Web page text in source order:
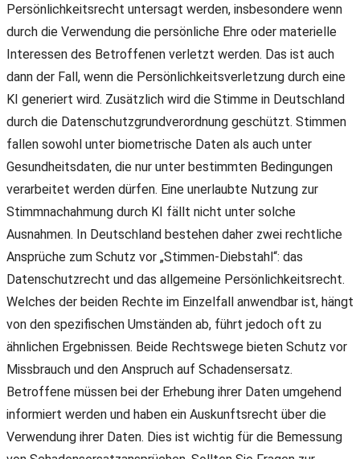
Persönlichkeitsrecht untersagt werden, insbesondere wenn
durch die Verwendung die persönliche Ehre oder materielle
Interessen des Betroffenen verletzt werden. Das ist auch
dann der Fall, wenn die Persönlichkeitsverletzung durch eine
KI generiert wird. Zusätzlich wird die Stimme in Deutschland
durch die Datenschutzgrundverordnung geschützt. Stimmen
fallen sowohl unter biometrische Daten als auch unter
Gesundheitsdaten, die nur unter bestimmten Bedingungen
verarbeitet werden dürfen. Eine unerlaubte Nutzung zur
Stimmnachahmung durch KI fällt nicht unter solche
Ausnahmen. In Deutschland bestehen daher zwei rechtliche
Ansprüche zum Schutz vor „Stimmen-Diebstahl“: das
Datenschutzrecht und das allgemeine Persönlichkeitsrecht.
Welches der beiden Rechte im Einzelfall anwendbar ist, hängt
von den spezifischen Umständen ab, führt jedoch oft zu
ähnlichen Ergebnissen. Beide Rechtswege bieten Schutz vor
Missbrauch und den Anspruch auf Schadensersatz.
Betroffene müssen bei der Erhebung ihrer Daten umgehend
informiert werden und haben ein Auskunftsrecht über die
Verwendung ihrer Daten. Dies ist wichtig für die Bemessung